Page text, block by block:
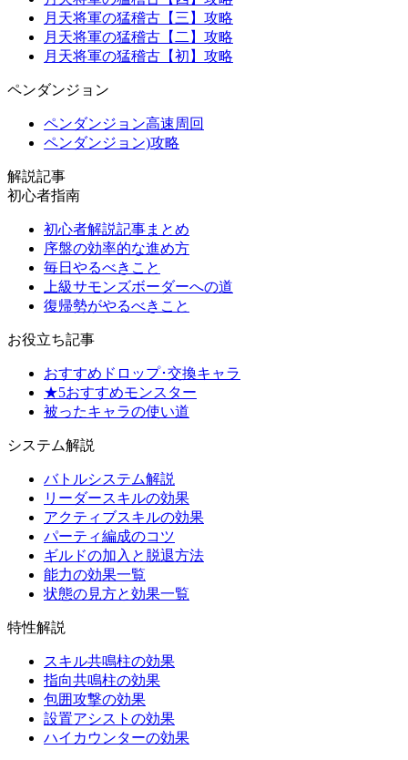
月天将軍の猛稽古【三】攻略
月天将軍の猛稽古【二】攻略
月天将軍の猛稽古【初】攻略
ペンダンジョン
ペンダンジョン高速周回
ペンダンジョン)攻略
解説記事
初心者指南
初心者解説記事まとめ
序盤の効率的な進め方
毎日やるべきこと
上級サモンズボーダーへの道
復帰勢がやるべきこと
お役立ち記事
おすすめドロップ･交換キャラ
★5おすすめモンスター
被ったキャラの使い道
システム解説
バトルシステム解説
リーダースキルの効果
アクティブスキルの効果
パーティ編成のコツ
ギルドの加入と脱退方法
能力の効果一覧
状態の見方と効果一覧
特性解説
スキル共鳴柱の効果
指向共鳴柱の効果
包囲攻撃の効果
設置アシストの効果
ハイカウンターの効果